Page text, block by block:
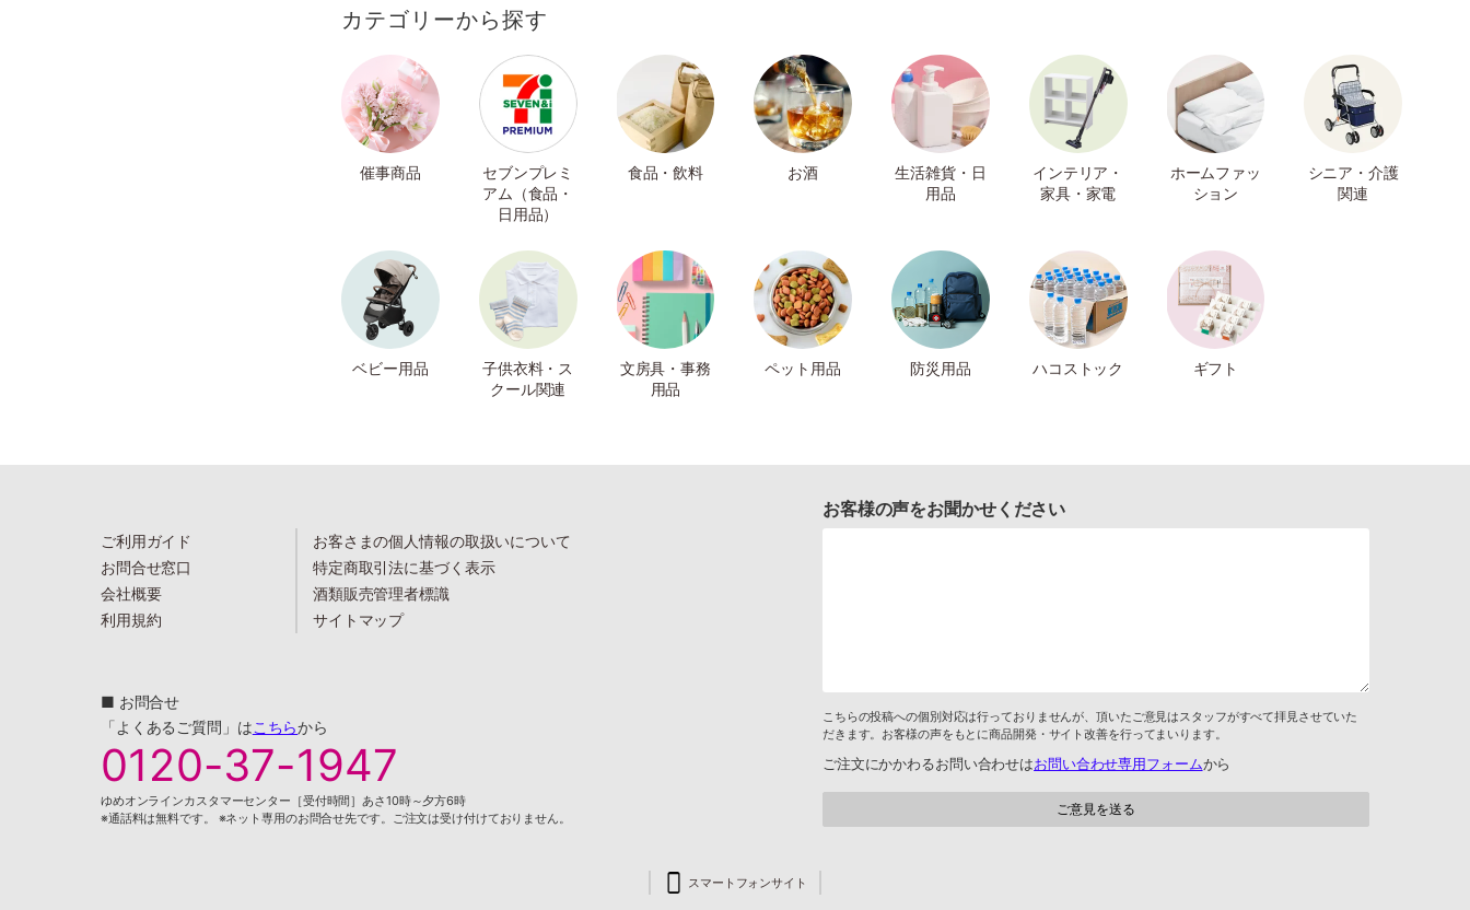
カテゴリーから探す
催事商品
セブンプレミ
アム（食品・
日用品）
食品・飲料 お酒
生活雑貨・日
用品
インテリア・
家具・家電
ホームファッ
ション
シニア・介護
関連
ベビー用品
子供衣料・ス
クール関連
文房具・事務
用品
ペット用品 防災用品 ハコストック ギフト
ご利用ガイド
お問合せ窓口
会社概要
利用規約
お客さまの個人情報の取扱いについて
特定商取引法に基づく表示
酒類販売管理者標識
サイトマップ
■ お問合せ
「よくあるご質問」はこちらから
0120-37-1947
ゆめオンラインカスタマーセンター［受付時間］あさ10時～夕方6時
※通話料は無料です。 ※ネット専用のお問合せ先です。ご注文は受け付けておりません。
お客様の声をお聞かせください
こちらの投稿への個別対応は行っておりませんが、頂いたご意見はスタッフがすべて拝見させていた
だきます。お客様の声をもとに商品開発・サイト改善を行ってまいります。
ご注文にかかわるお問い合わせはお問い合わせ専用フォームから
スマートフォンサイト